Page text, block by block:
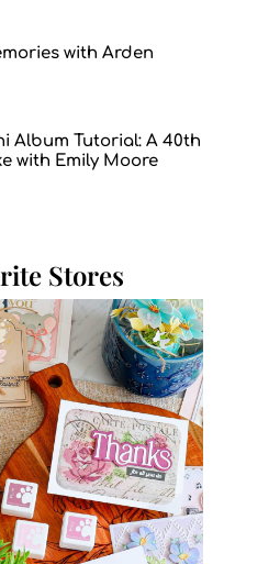
with Arden
Album Tutorial: A 40th
with Emily Moore
Stores